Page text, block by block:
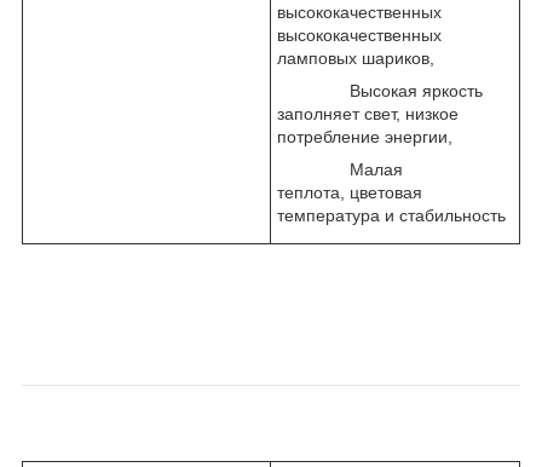
высококачественных
высококачественных
ламповых шариков,
Высокая яркость
заполняет свет, низкое
потребление энергии,
Малая
теплота, цветовая
температура и стабильность